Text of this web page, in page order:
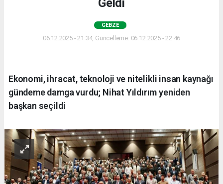
Geldi
GEBZE
06.12.2025 - 21:34, Güncelleme: 06.12.2025 - 22:46
Ekonomi, ihracat, teknoloji ve nitelikli insan kaynağı
gündeme damga vurdu; Nihat Yıldırım yeniden
başkan seçildi